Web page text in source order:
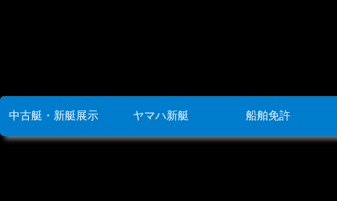
中古艇・新艇展示 ヤマハ新艇 船舶免許